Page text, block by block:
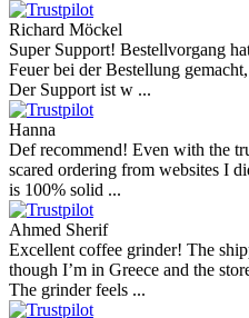
Richard Möckel
Super Support! Bestellvorgang
Feuer bei der Bestellung
Der Support ist w ...
Hanna
Def recommend! Even with the
scared ordering from websites I
is 100% solid ...
Ahmed Sherif
Excellent coffee grinder! The
though I’m in Greece and the
The grinder feels ...